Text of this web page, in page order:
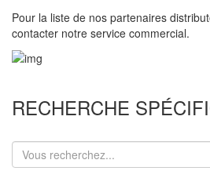
Pour la liste de nos partenaires
contacter notre service commercial.
RECHERCHE